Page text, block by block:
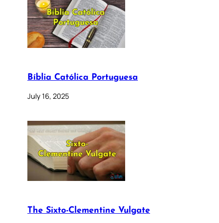
Bíblia Católica Portuguesa
July 16, 2025
The Sixto-Clementine Vulgate